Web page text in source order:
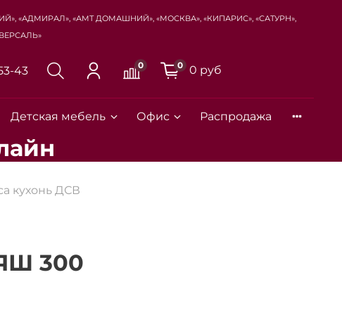
«Адмирал», «Амт Домашний», «Москва», «Кипарис», «Сатурн»,
43 0 0 0 руб
Детская мебель Офис Распродажа
кухонь ДСВ
300
Закрыть